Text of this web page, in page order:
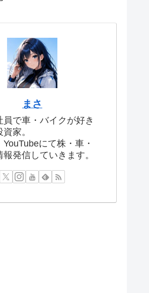
まさ
員で車・バイクが好き
家。
YouTubeにて株・車・
発信していきます。